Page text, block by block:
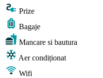
Prize
Bagaje
Mancare si bautura
Aer condiționat
Wifi